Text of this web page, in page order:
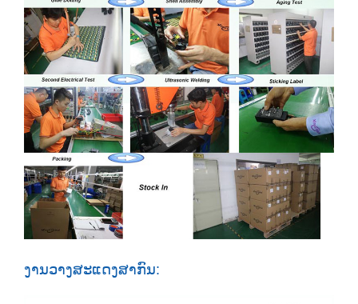
ງານວາງສະແດງສາກົນ: